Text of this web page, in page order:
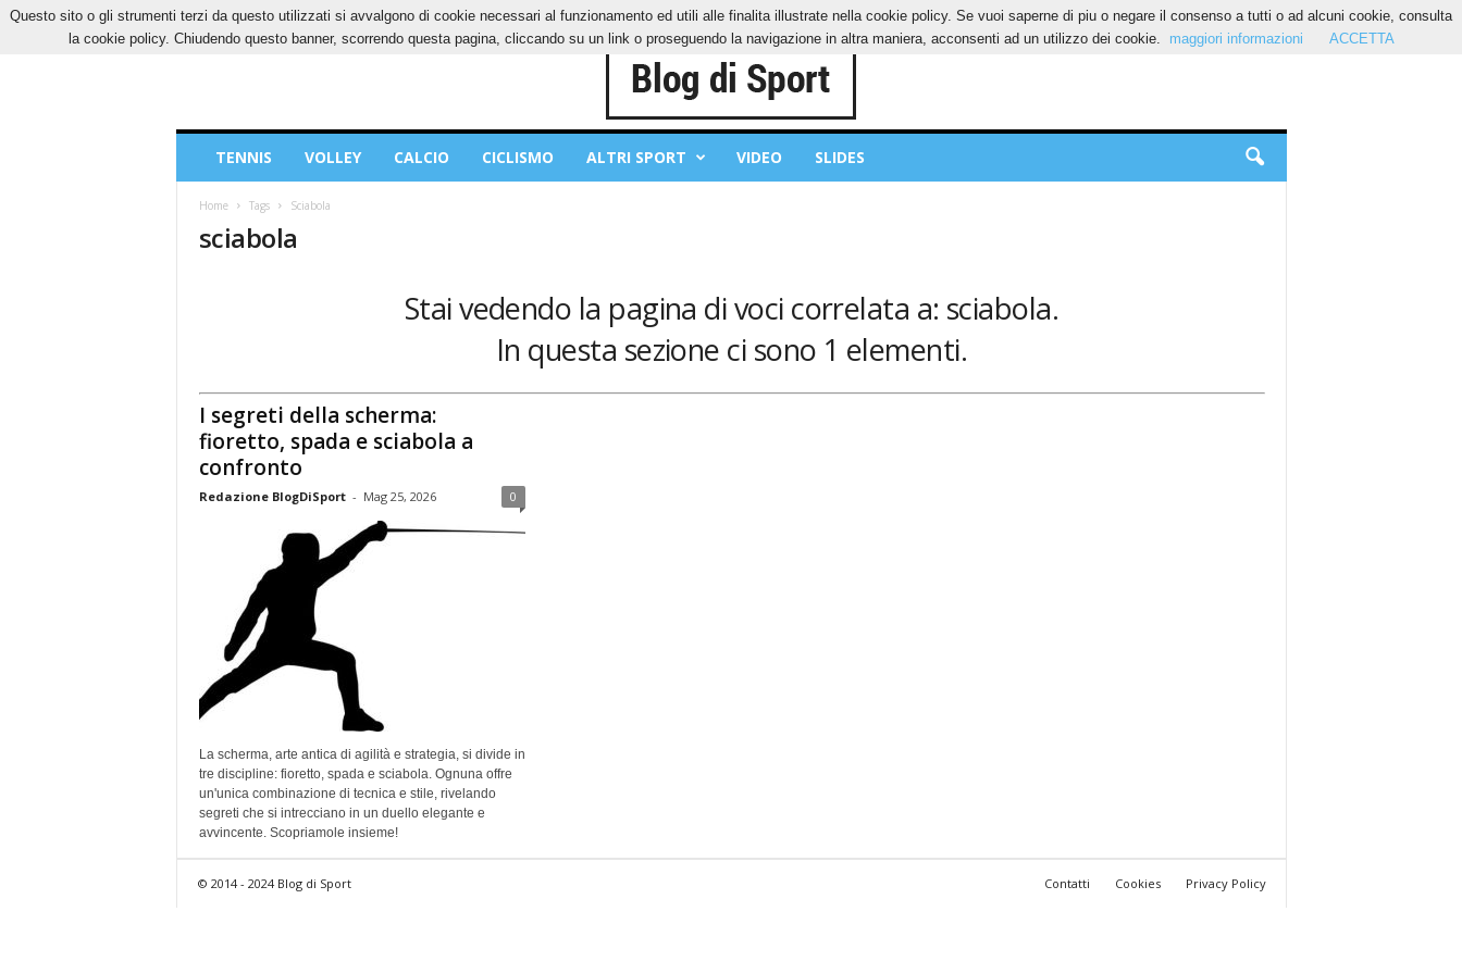
SABATO, 8 AGOSTO 2026 CONTATTI COOKIES PRIVACY POLICY
Sport
TENNIS VOLLEY CALCIO CICLISMO ALTRI SPORT VIDEO SLIDES
Home Tags Sciabola
sciabola
Stai vedendo la pagina di voci correlata a: sciabola.
In questa sezione ci sono 1 elementi.
I segreti della scherma:
fioretto, spada e sciabola a
confronto
Redazione BlogDiSport - Mag 25, 2026 0
La scherma, arte antica di agilità e strategia, si divide in
tre discipline: fioretto, spada e sciabola. Ognuna offre
un'unica combinazione di tecnica e stile, rivelando
segreti che si intrecciano in un duello elegante e
avvincente. Scopriamole insieme!
Contatti Cookies Privacy Policy
© 2014 - 2024 Blog di Sport
Questo sito o gli strumenti terzi da questo utilizzati si avvalgono di cookie necessari al funzionamento ed utili alle finalita illustrate nella cookie policy. Se vuoi saperne di piu o negare il consenso a tutti o ad alcuni cookie, consulta
la cookie policy. Chiudendo questo banner, scorrendo questa pagina, cliccando su un link o proseguendo la navigazione in altra maniera, acconsenti ad un utilizzo dei cookie.
maggiori informazioni ACCETTA